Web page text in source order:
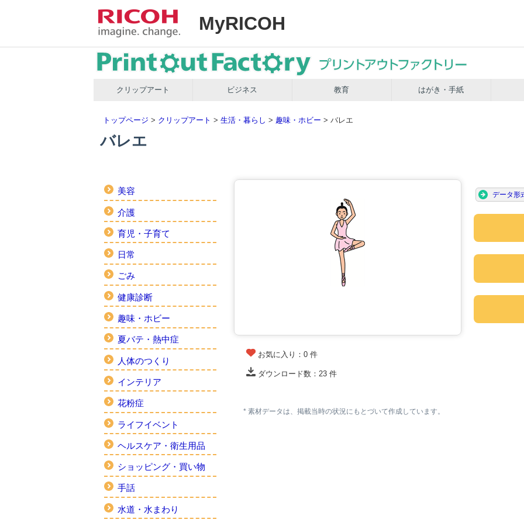
MyRICOH
クリップアート ビジネス 教育 はがき・手紙
トップページ > クリップアート > 生活・暮らし > 趣味・ホビー > バレエ
バレエ
美容
介護
育児・子育て
日常
ごみ
健康診断
趣味・ホビー
夏バテ・熱中症
人体のつくり
インテリア
花粉症
ライフイベント
ヘルスケア・衛生用品
ショッピング・買い物
手話
水道・水まわり
データ形
お気に入り：0 件
ダウンロード数： 23 件
* 素材データは、掲載当時の状況にもとづいて作成しています。